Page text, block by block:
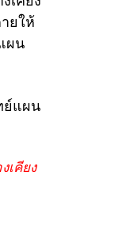
ยให้
ผน
ย์แผน
เคียง